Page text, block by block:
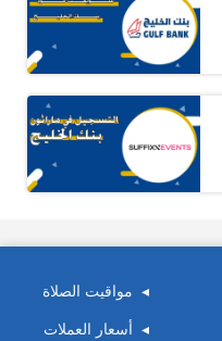
مواقيت الصلاة
أسعار العملات